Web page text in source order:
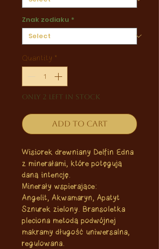
Znak zodiaku *
Quantity *
Only 2 left in stock
Add to Cart
Wisiorek drewniany Delfin Edna
z minerałami, które potęgują
daną intencję.
Minerały wspierające:
Angelit, Akwamaryn, Apatyt
Sznurek zielony. Bransoletka
pleciona metodą podwójnej
makramy długość uniwersalna,
regulowana.